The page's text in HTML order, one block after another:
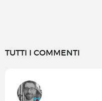
TUTTI I COMMENTI